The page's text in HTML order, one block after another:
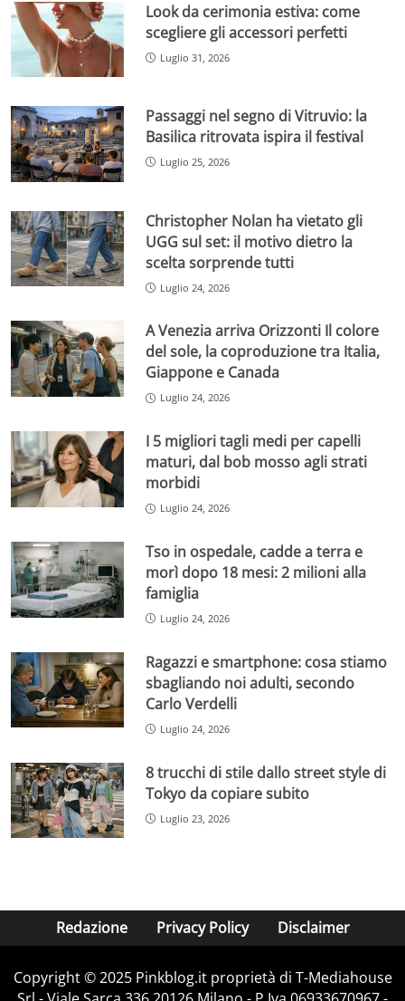
Look da cerimonia estiva: come
scegliere gli accessori perfetti
Luglio 31, 2026
Passaggi nel segno di Vitruvio: la
Basilica ritrovata ispira il festival
Luglio 25, 2026
Christopher Nolan ha vietato gli
UGG sul set: il motivo dietro la
scelta sorprende tutti
Luglio 24, 2026
A Venezia arriva Orizzonti Il colore
del sole, la coproduzione tra Italia,
Giappone e Canada
Luglio 24, 2026
I 5 migliori tagli medi per capelli
maturi, dal bob mosso agli strati
morbidi
Luglio 24, 2026
Tso in ospedale, cadde a terra e
morì dopo 18 mesi: 2 milioni alla
famiglia
Luglio 24, 2026
Ragazzi e smartphone: cosa stiamo
sbagliando noi adulti, secondo
Carlo Verdelli
Luglio 24, 2026
8 trucchi di stile dallo street style di
Tokyo da copiare subito
Luglio 23, 2026
Redazione Privacy Policy Disclaimer
Copyright © 2025 Pinkblog.it proprietà di T-Mediahouse